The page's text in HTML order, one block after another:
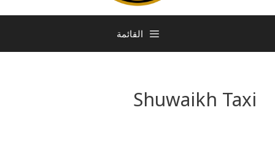
القائمة
Shuwaikh Taxi